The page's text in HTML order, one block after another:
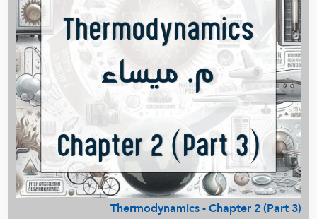
Thermodynamics - Chapter 2 (Part 3)